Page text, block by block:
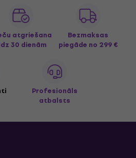
atgriešana
30 dienām
Bezmaksas
piegāde no 299 €
Profesionāls
atbalsts